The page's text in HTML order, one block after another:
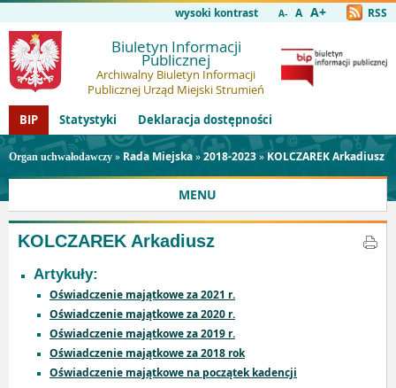
wysoki kontrast A- A A+ RSS
Biuletyn Informacji
Publicznej
Archiwalny Biuletyn Informacji
Publicznej Urząd Miejski Strumień
BIP
Statystyki Deklaracja dostępności
Organ uchwałodawczy » Rada Miejska»2018-2023»KOLCZAREK Arkadiusz
MENU
KOLCZAREK Arkadiusz
Artykuły:
Oświadczenie majątkowe za 2021 r.
Oświadczenie majątkowe za 2020 r.
Oświadczenie majątkowe za 2019 r.
Oświadczenie majątkowe za 2018 rok
Oświadczenie majątkowe na początek kadencji